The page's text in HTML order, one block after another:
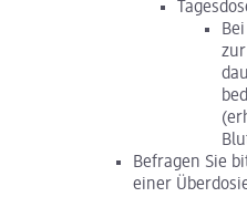
Befragen Sie
einer